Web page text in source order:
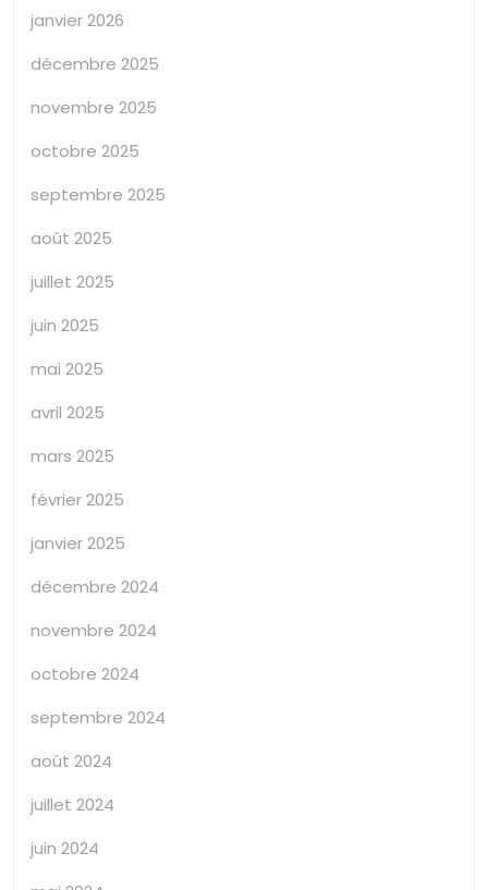
janvier 2026
décembre 2025
novembre 2025
octobre 2025
septembre 2025
août 2025
juillet 2025
juin 2025
mai 2025
avril 2025
mars 2025
février 2025
janvier 2025
décembre 2024
novembre 2024
octobre 2024
septembre 2024
août 2024
juillet 2024
juin 2024